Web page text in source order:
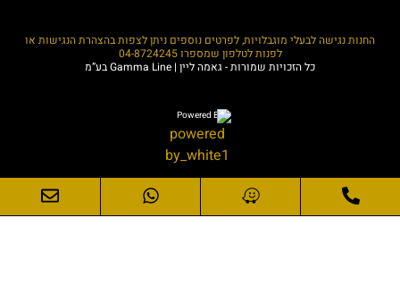
החנות נגישה לבעלי מוגבלויות, לפרטים נוספים ניתן לצפות בהצהרת הנגישות או
לפנות לטלפון שמספרו04-8724245
כל הזכויות שמורות - גאמה ליין | Gamma Line בע”מ
Powered By